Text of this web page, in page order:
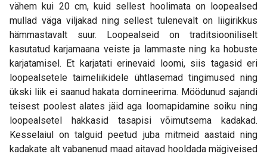
vähem kui 20 cm, kuid sellest hoolimata on loopealsed
mullad väga viljakad ning sellest tulenevalt on liigirikkus
hämmastavalt suur. Loopealseid on traditsiooniliselt
kasutatud karjamaana veiste ja lammaste ning ka hobuste
karjatamisel. Et karjatati erinevaid loomi, siis tagasid eri
loopealsetele taimeliikidele ühtlasemad tingimused ning
ükski liik ei saanud hakata domineerima. Möödunud sajandi
teisest poolest alates jäid aga loomapidamine soiku ning
loopealsetel hakkasid tasapisi võimutsema kadakad.
Kesselaiul on talguid peetud juba mitmeid aastaid ning
kadakate alt vabanenud maad aitavad hooldada mägiveised